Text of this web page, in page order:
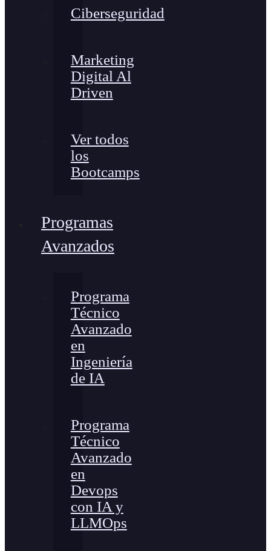
Ciberseguridad
Marketing
Digital Al
Driven
Ver todos
los
Bootcamps
Programas
Avanzados
Programa
Técnico
Avanzado
en
Ingeniería
de IA
Programa
Técnico
Avanzado
en
Devops
con IA y
LLMOps